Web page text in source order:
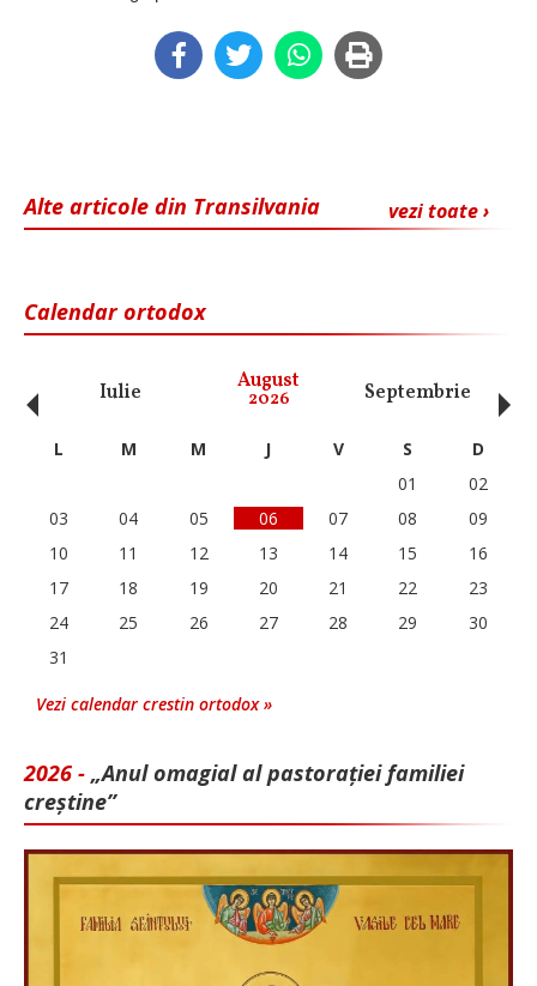
vezi toate ›
Alte articole din Transilvania
Calendar ortodox
Iulie August
2026 Septembrie
‹ L M M J V S
D
01
02
03
04 05 06 07 08
09
10
11 12 13 14 15
16
17
18 19 20 21 22
23
24
25 26 27 28 29
30
31
Vezi calendar crestin ortodox »
2026 - „Anul omagial al pastorației familiei
creștine”